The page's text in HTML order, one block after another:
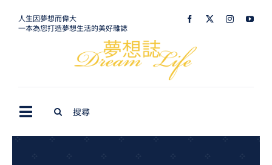
人生因夢想而偉大
一本為您打造夢想生活的美好雜誌
Toggle
Navigation